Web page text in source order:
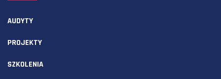
AUDYTY
PROJEKTY
SZKOLENIA